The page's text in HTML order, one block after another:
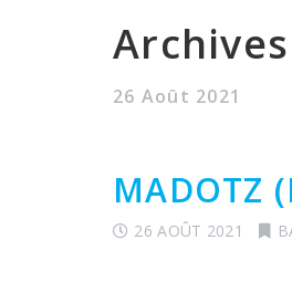
26 Août 2021
MADOTZ
26 AOÛT 2021